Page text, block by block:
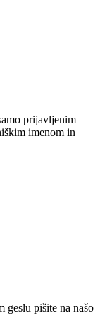
prijavljenim
imenom in
geslu pišite na našo